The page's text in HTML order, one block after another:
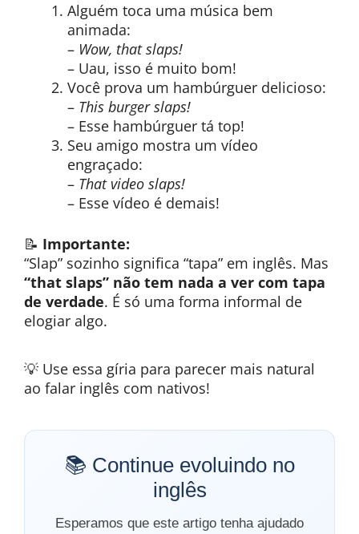
Alguém toca uma música bem
animada:
– Wow, that slaps!
– Uau, isso é muito bom!
Você prova um hambúrguer delicioso:
– This burger slaps!
– Esse hambúrguer tá top!
Seu amigo mostra um vídeo
engraçado:
– That video slaps!
– Esse vídeo é demais!
📝 Importante:
“Slap” sozinho significa “tapa” em inglês. Mas
“that slaps” não tem nada a ver com tapa
de verdade. É só uma forma informal de
elogiar algo.
💡 Use essa gíria para parecer mais natural
ao falar inglês com nativos!
📚 Continue evoluindo no
inglês
Esperamos que este artigo tenha ajudado